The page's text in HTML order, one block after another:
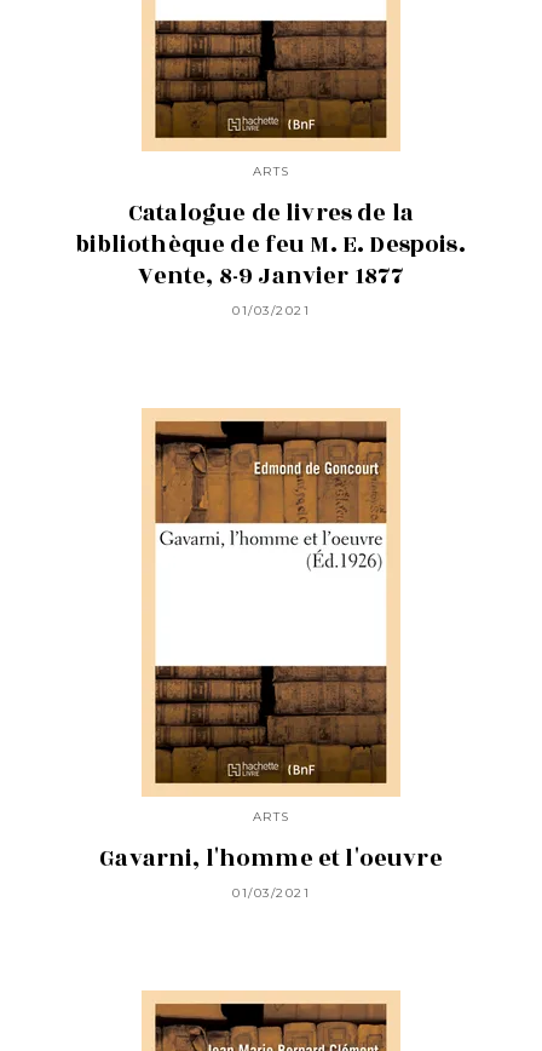
ARTS
Catalogue de livres de la
bibliothèque de feu M. E. Despois.
Vente, 8-9 Janvier 1877
01/03/2021
ARTS
Gavarni, l'homme et l'oeuvre
01/03/2021